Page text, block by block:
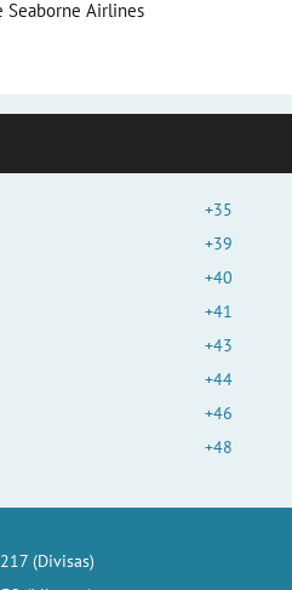
Seaborne Airlines
+35
+39
+40
+41
+43
+44
+46
+48
(Divisas)